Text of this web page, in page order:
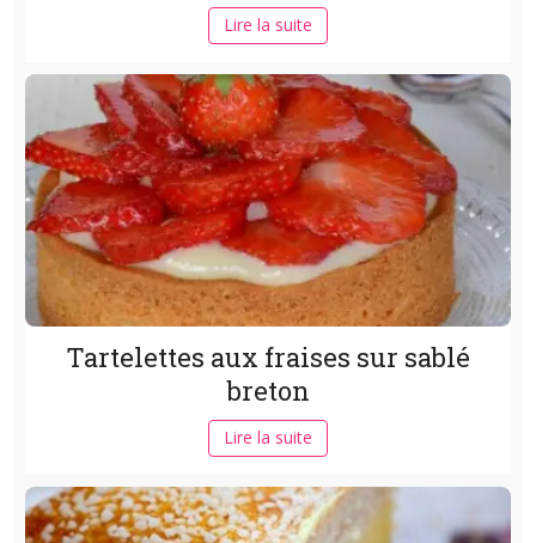
Lire la suite
Tartelettes aux fraises sur sablé
breton
Lire la suite